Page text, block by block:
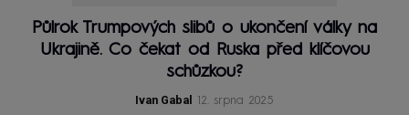
Půlrok Trumpových slibů o ukončení války na
Ukrajině. Co čekat od Ruska před klíčovou
schůzkou?
Ivan Gabal 12. srpna 2025